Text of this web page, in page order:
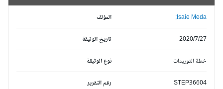
المؤلف Isaie Meda;
تاريخ الوثيقة 2020/7/27
نوع الوثيقة خطة التوريدات
رقم التقرير STEP36604